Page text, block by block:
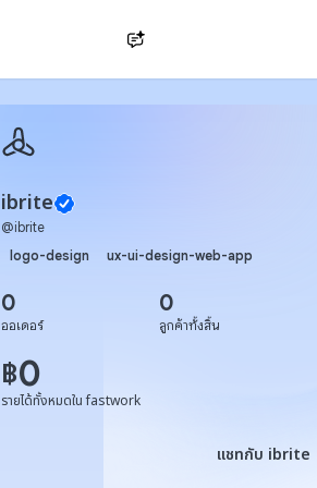
ibrite
@ibrite
logo-design
ux-ui-design-web-app
0
ออเดอร์
0
ลูกค้าทั้งสิ้น
฿0
รายได้ทั้งหมดใน fastwork
แชทกับ ibrite